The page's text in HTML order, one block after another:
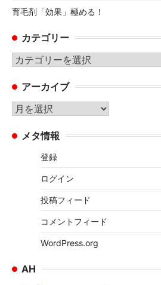
育毛剤「効果」極める！
カテゴリー
カ
ゴ
リ
ー
アーカイブ
ア
カ メタ情報
登録
ログイン
投稿フィード
コメントフィード
WordPress.org
AH